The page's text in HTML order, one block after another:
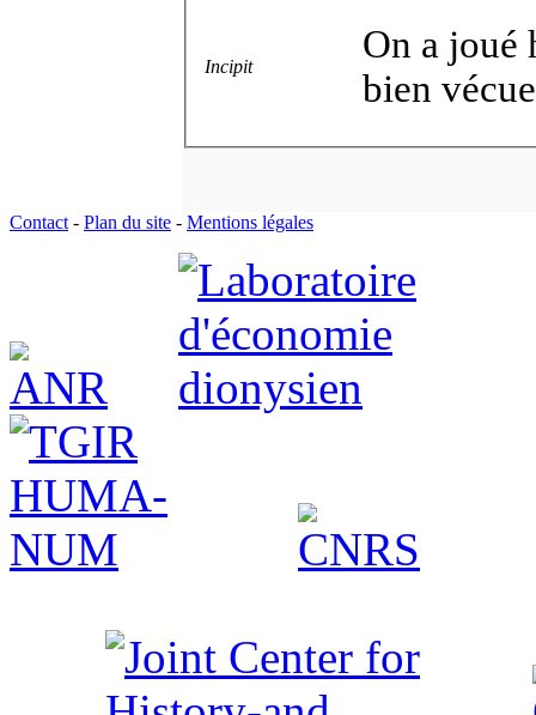
Incipit
On a joué
bien vécue
Contact - Plan du site - Mentions légales